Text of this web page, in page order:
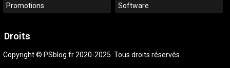
Promotions Software
Droits
Copyright © PSblog.fr 2020-2025. Tous droits réservés.